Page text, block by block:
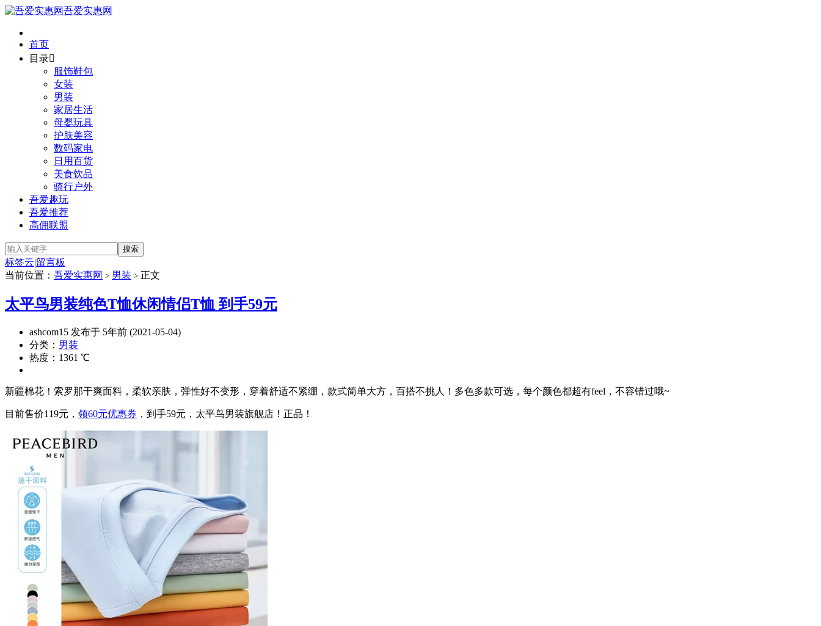
吾爱实惠网
首页
目录
服饰鞋包
女装
男装
家居生活
母婴玩具
护肤美容
数码家电
日用百货
美食饮品
骑行户外
吾爱趣玩
吾爱推荐
高佣联盟
标签云|留言板
当前位置： 吾爱实惠网 > 男装 > 正文
太平鸟男装纯色T恤休闲情侣T恤 到手59元
ashcom15 发布于 5年前 (2021-05-04)
分类： 男装
热度：1361 ℃
新疆棉花！索罗那干爽面料，柔软亲肤，弹性好不变形，穿着舒适不紧绷，款式简单大方，百搭不挑人！多色多款可选，每个颜色都超有feel，不容错过哦~
目前售价119元， 领60元优惠券 ，到手59元，太平鸟男装旗舰店！正品！